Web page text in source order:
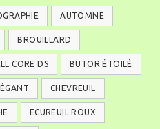
AUTOMNE
BROUILLARD
CORE DS BUTOR ÉTOILÉ
CHEVREUIL
ECUREUIL ROUX